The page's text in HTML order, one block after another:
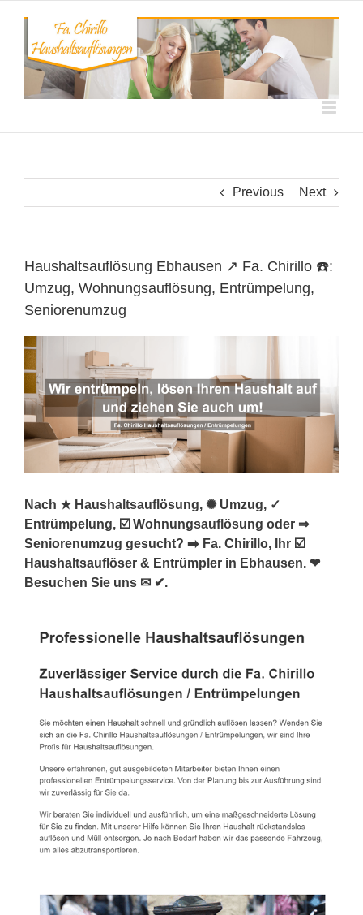
content
Previous Next
Haushaltsauflösung Ebhausen ↗️ Fa. Chirillo ☎️:
Umzug, Wohnungsauflösung, Entrümpelung,
Seniorenumzug
Nach ★ Haushaltsauflösung, ✺ Umzug, ✓
Entrümpelung, ☑️ Wohnungsauflösung oder ⇒
Seniorenumzug gesucht? ➡️ Fa. Chirillo, Ihr ☑️
Haushaltsauflöser & Entrümpler in Ebhausen. ❤
Besuchen Sie uns ✉ ✔.